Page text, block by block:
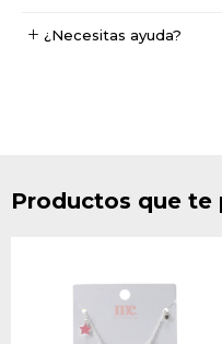
¿Necesitas ayuda?
Productos que te